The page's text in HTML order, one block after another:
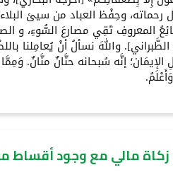
رحماته، وحِفْظ العباد من سيئ
المعروفِ تَقِي مصارعَ السُّوءِ، و
واللهَ نسألُ أنْ يُعامِلنا
إنَّه سُبحانه حنَّانٌ منَّانٌ. وَمِمَّا
مالي مع وجود أقساط